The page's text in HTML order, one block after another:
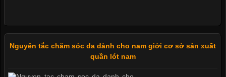
Nguyên tắc chăm sóc da dành cho nam giới cơ sở sản xuất
quần lót nam